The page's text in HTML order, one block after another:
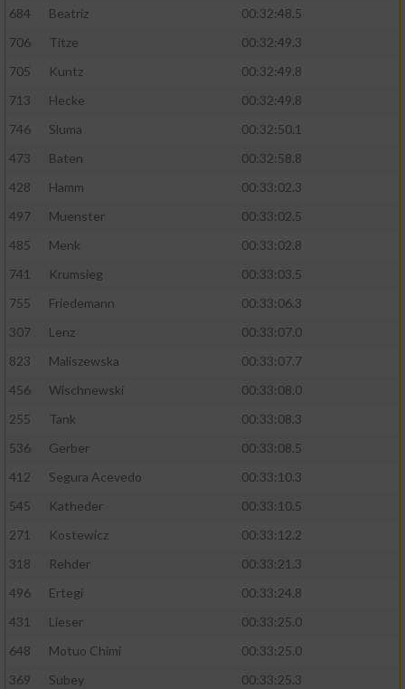
684
Beatriz
00:32:48.5
706
Titze
00:32:49.3
705
Kuntz
00:32:49.8
713
Hecke
00:32:49.8
746
Sluma
00:32:50.1
473
Baten
00:32:58.8
428
Hamm
00:33:02.3
497
Muenster
00:33:02.5
485
Menk
00:33:02.8
741
Krumsieg
00:33:03.5
755
Friedemann
00:33:06.3
307
Lenz
00:33:07.0
823
Maliszewska
00:33:07.7
456
Wischnewski
00:33:08.0
255
Tank
00:33:08.3
536
Gerber
00:33:08.5
412
Segura Acevedo
00:33:10.3
545
Katheder
00:33:10.5
271
Kostewicz
00:33:12.2
318
Rehder
00:33:21.3
496
Ertegi
00:33:24.8
431
Lieser
00:33:25.0
648
Motuo Chimi
00:33:25.0
369
Subey
00:33:25.3